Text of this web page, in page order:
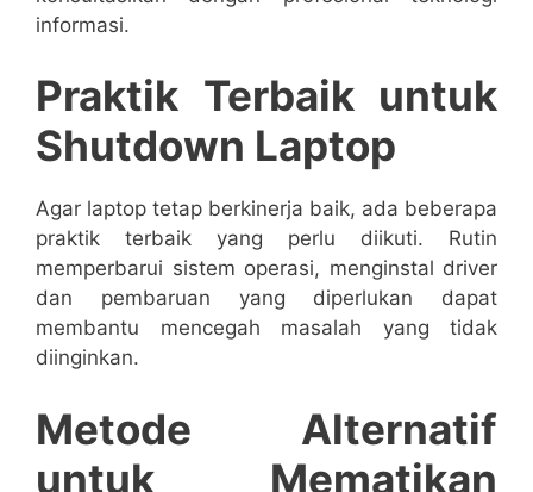
informasi.
Praktik Terbaik untuk
Shutdown Laptop
Agar laptop tetap berkinerja baik, ada beberapa
praktik terbaik yang perlu diikuti. Rutin
memperbarui sistem operasi, menginstal driver
dan pembaruan yang diperlukan dapat
membantu mencegah masalah yang tidak
diinginkan.
Metode Alternatif
untuk Mematikan